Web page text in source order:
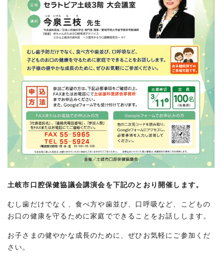
土岐市口腔保健協議会講演会を下記のとおり開催します。
むし歯だけでなく、食べ方や歯並び、口呼吸など、こどもの
お口の健康を守るために家庭でできることをお話しします。
お子さまの健やかな成長のために、ぜひお気軽にご参加くだ
さい。